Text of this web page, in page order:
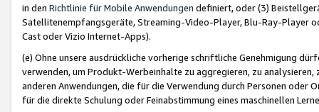
in den Richtlinie für Mobile Anwendungen definiert, oder (3)
Satellitenempfangsgeräte, Streaming-Video-Player, Blu-Ray-Player
Cast oder Vizio Internet-Apps).
(e) Ohne unsere ausdrückliche vorherige schriftliche Genehmigung
verwenden, um Produkt-Werbeinhalte zu aggregieren, zu
anderen Anwendungen, die für die Verwendung durch Personen
für die direkte Schulung oder Feinabstimmung eines maschinellen